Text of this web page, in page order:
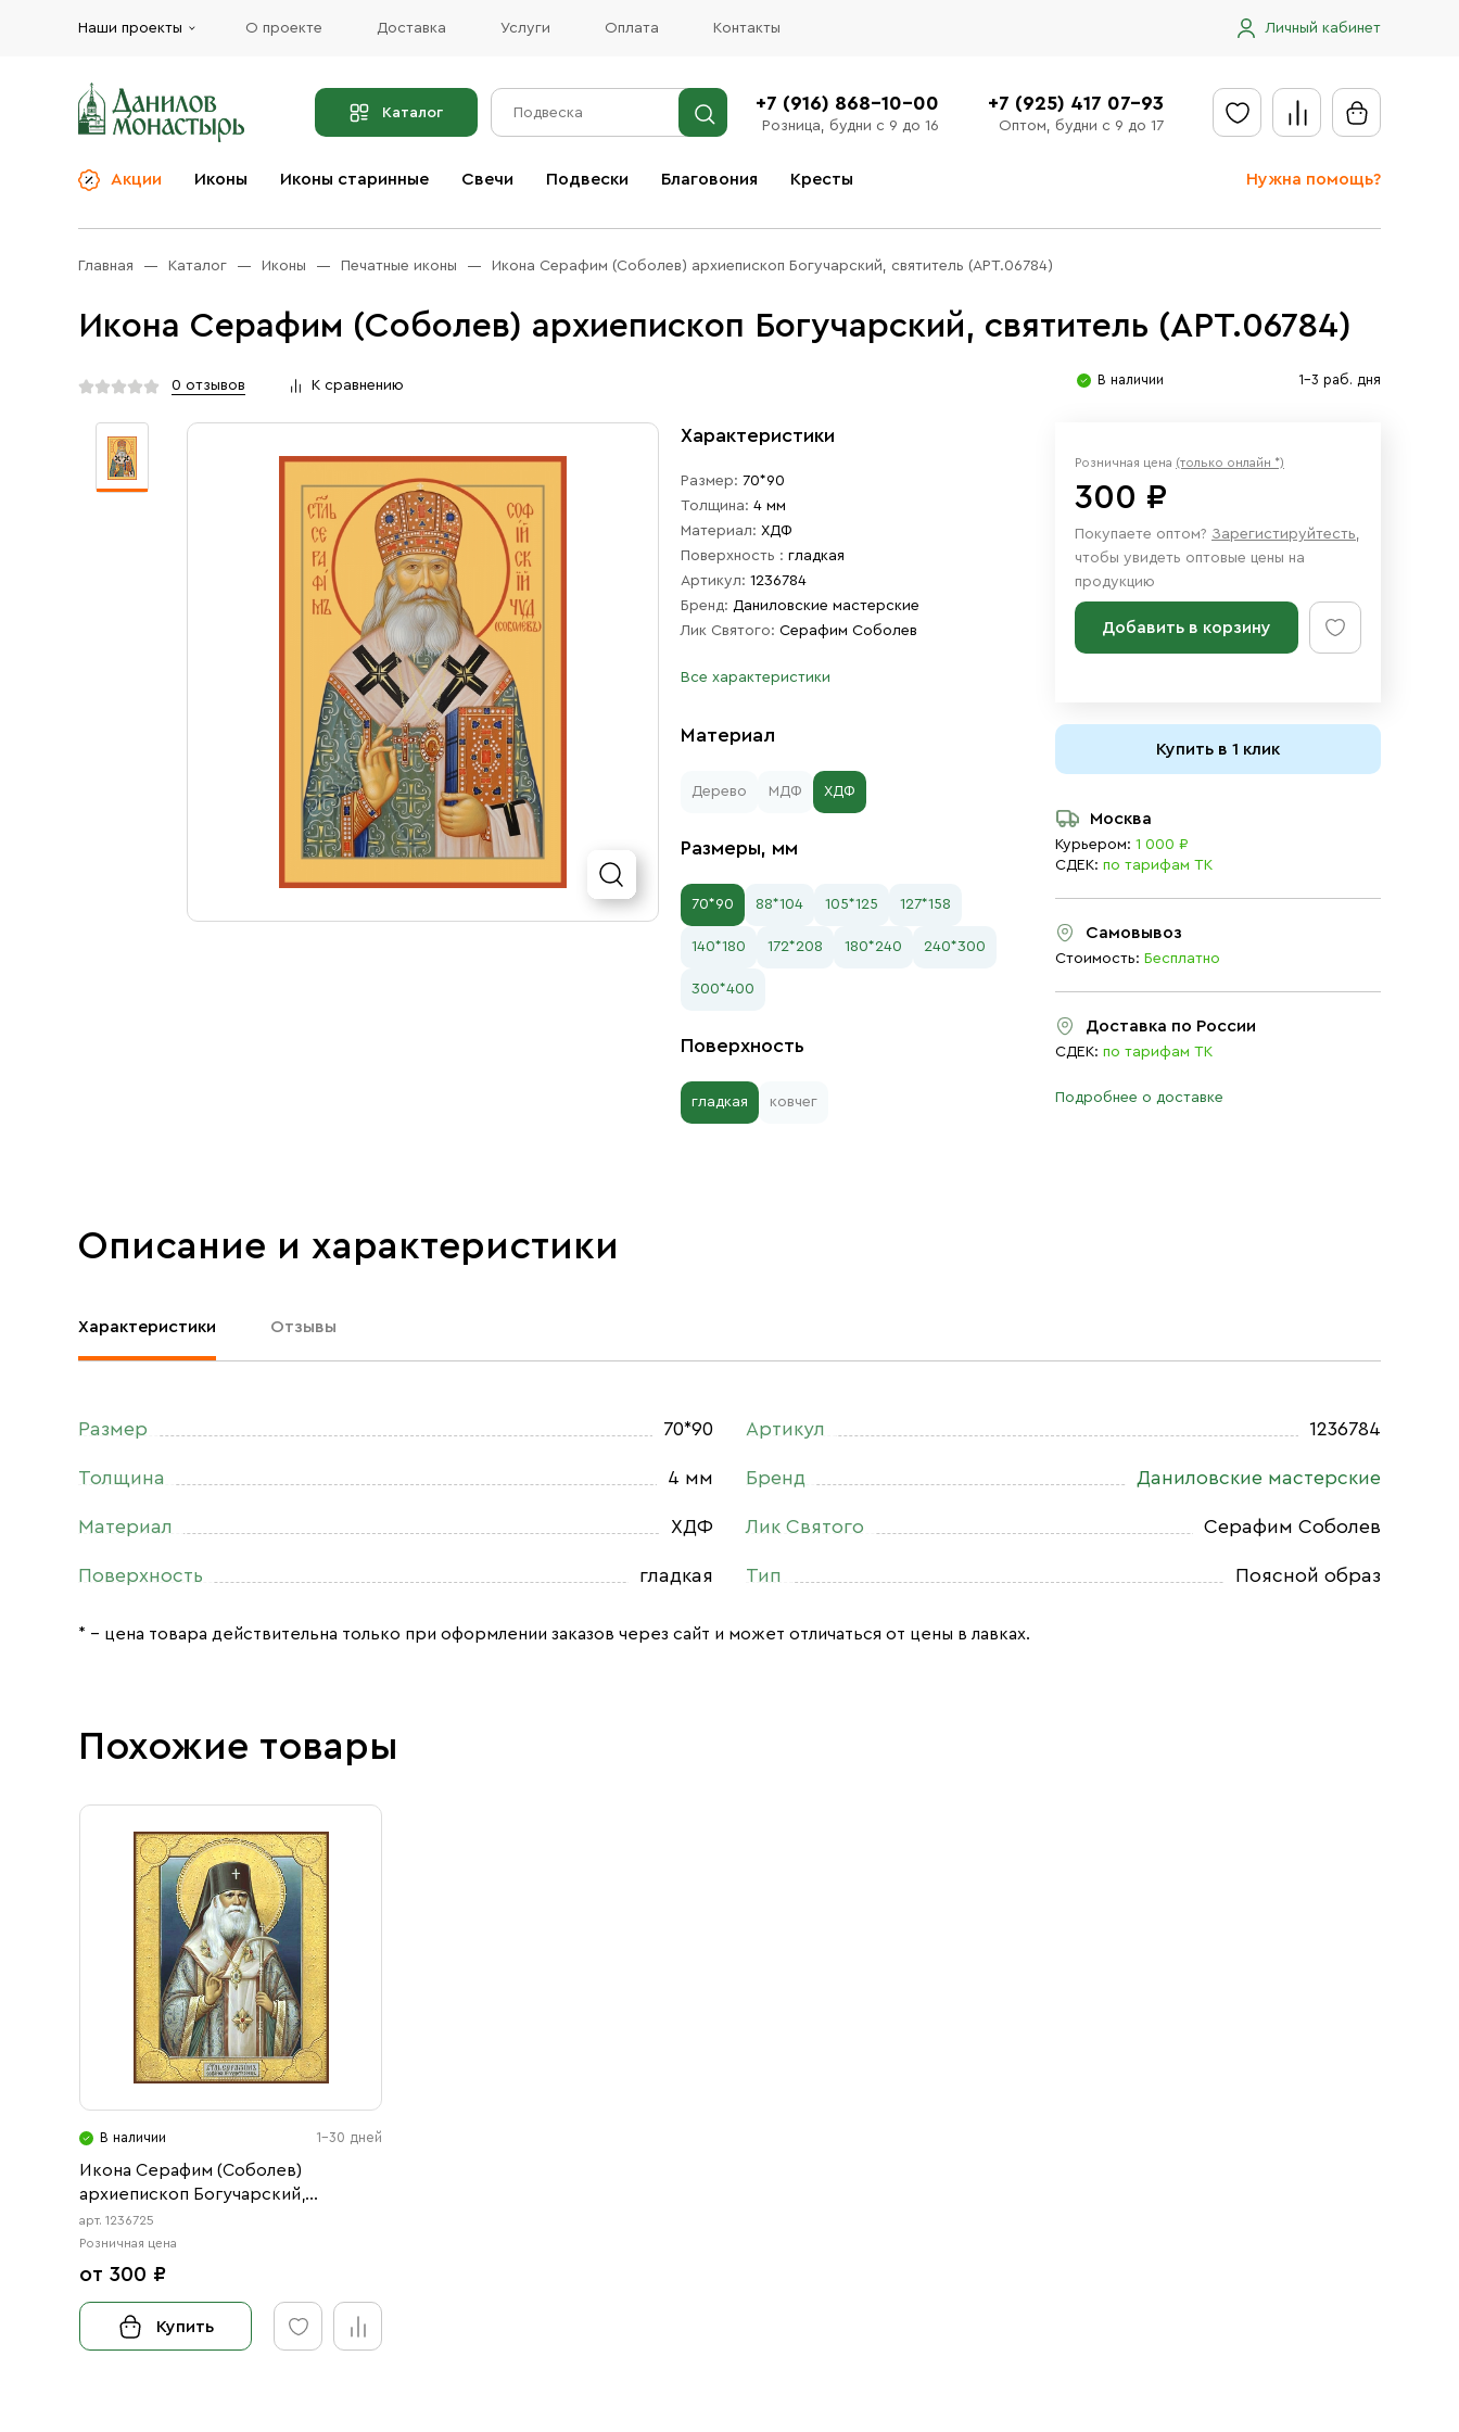
Наши проекты О проекте Доставка Услуги Оплата Контакты Личный кабинет
Каталог +7 (916) 868-10-00
Розница, будни с 9 до 16
+7 (925) 417 07-93
Оптом, будни с 9 до 17
Акции Иконы Иконы старинные Свечи Подвески Благовония Кресты Нужна помощь?
Отправить заявку
Доставка в регионы
Церковная утварь
Иконы
Ювелирные изделия
Бренды
Услуги
Главная Каталог Иконы Печатные иконы Икона Серафим (Соболев) архиепископ Богучарский, святитель (АРТ.06784)
Икона Серафим (Соболев) архиепископ Богучарский, святитель (АРТ.06784)
0 отзывов К сравнению В наличии 1-3 раб. дня
Характеристики
Размер: 70*90
Толщина: 4 мм
Материал: ХДФ
Поверхность : гладкая
Артикул: 1236784
Бренд: Даниловские мастерские
Лик Святого: Серафим Соболев
Все характеристики
Материал
Дерево МДФ ХДФ
Размеры, мм
70*90 88*104 105*125 127*158
140*180 172*208 180*240 240*300
300*400
Поверхность
гладкая ковчег
Розничная цена (только онлайн *)
300 ₽
Покупаете оптом? Зарегистируйтесть,
чтобы увидеть оптовые цены на
продукцию
Добавить в корзину
Купить в 1 клик
Москва
Курьером: 1 000 ₽
СДЕК: по тарифам ТК
Самовывоз
Стоимость: Бесплатно
Доставка по России
СДЕК: по тарифам ТК
Подробнее о доставке
Описание и характеристики
Характеристики Отзывы
Размер 70*90
Толщина 4 мм
Материал ХДФ
Поверхность гладкая
Артикул 1236784
Бренд Даниловские мастерские
Лик Святого Серафим Соболев
Тип Поясной образ
* – цена товара действительна только при оформлении заказов через сайт и может отличаться от цены в лавках.
Похожие товары
В наличии 1-30 дней
Икона Серафим (Соболев)
архиепископ Богучарский,
святитель (АРТ.06725)
арт. 1236725
Розничная цена
от 300 ₽
Купить